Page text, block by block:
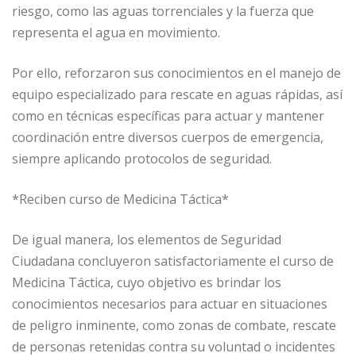
riesgo, como las aguas torrenciales y la fuerza que
representa el agua en movimiento.
Por ello, reforzaron sus conocimientos en el manejo de
equipo especializado para rescate en aguas rápidas, así
como en técnicas específicas para actuar y mantener
coordinación entre diversos cuerpos de emergencia,
siempre aplicando protocolos de seguridad.
*Reciben curso de Medicina Táctica*
De igual manera, los elementos de Seguridad
Ciudadana concluyeron satisfactoriamente el curso de
Medicina Táctica, cuyo objetivo es brindar los
conocimientos necesarios para actuar en situaciones
de peligro inminente, como zonas de combate, rescate
de personas retenidas contra su voluntad o incidentes